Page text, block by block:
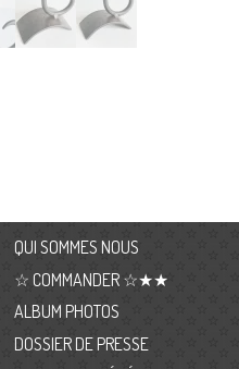
QUI SOMMES NOUS
☆ COMMANDER ☆★★
ALBUM PHOTOS
DOSSIER DE PRESSE